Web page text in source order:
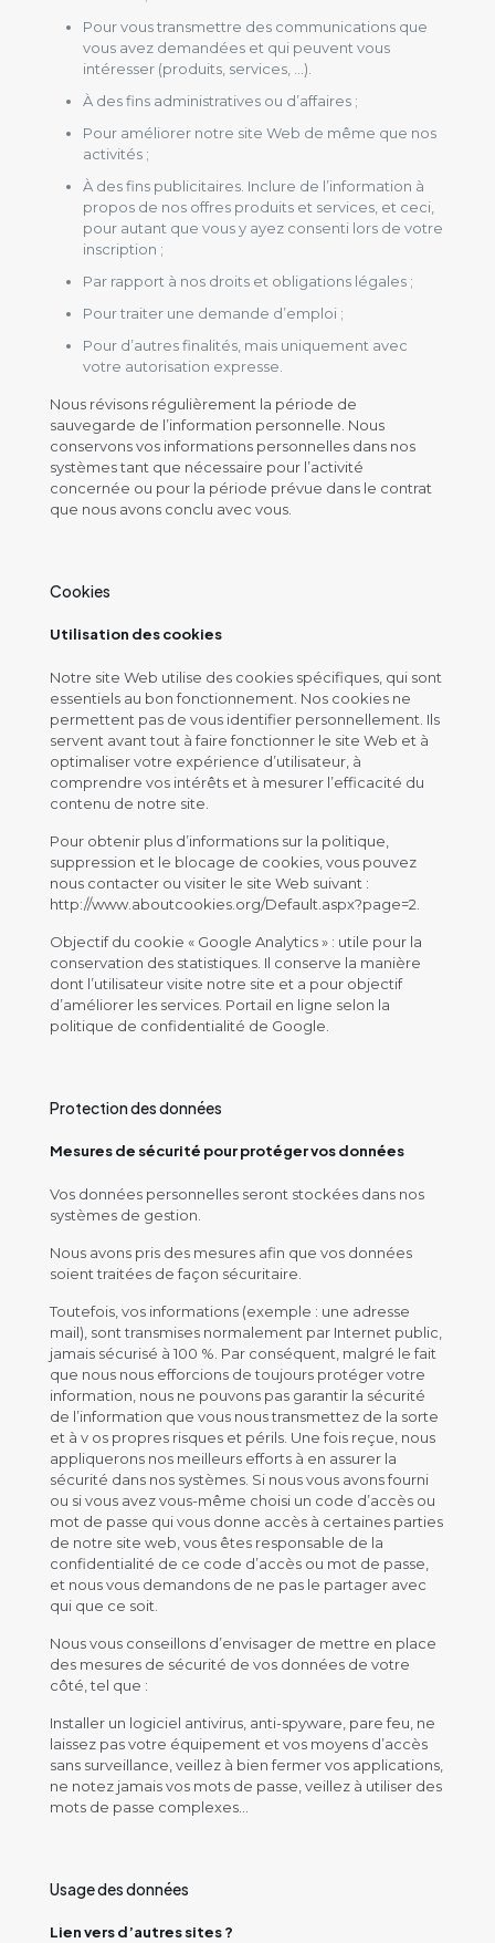
Pour vous transmettre des communications que
vous avez demandées et qui peuvent vous
intéresser (produits, services, …).
À des fins administratives ou d’affaires ;
Pour améliorer notre site Web de même que nos
activités ;
À des fins publicitaires. Inclure de l’information à
propos de nos offres produits et services, et ceci,
pour autant que vous y ayez consenti lors de votre
inscription ;
Par rapport à nos droits et obligations légales ;
Pour traiter une demande d’emploi ;
Pour d’autres finalités, mais uniquement avec
votre autorisation expresse.
Nous révisons régulièrement la période de
sauvegarde de l’information personnelle. Nous
conservons vos informations personnelles dans nos
systèmes tant que nécessaire pour l’activité
concernée ou pour la période prévue dans le contrat
que nous avons conclu avec vous.
Cookies
Utilisation des cookies
Notre site Web utilise des cookies spécifiques, qui sont
essentiels au bon fonctionnement. Nos cookies ne
permettent pas de vous identifier personnellement. Ils
servent avant tout à faire fonctionner le site Web et à
optimaliser votre expérience d’utilisateur, à
comprendre vos intérêts et à mesurer l’efficacité du
contenu de notre site.
Pour obtenir plus d’informations sur la politique,
suppression et le blocage de cookies, vous pouvez
nous contacter ou visiter le site Web suivant :
http://www.aboutcookies.org/Default.aspx?page=2.
Objectif du cookie « Google Analytics » : utile pour la
conservation des statistiques. Il conserve la manière
dont l’utilisateur visite notre site et a pour objectif
d’améliorer les services. Portail en ligne selon la
politique de confidentialité de Google.
Protection des données
Mesures de sécurité pour protéger vos données
Vos données personnelles seront stockées dans nos
systèmes de gestion.
Nous avons pris des mesures afin que vos données
soient traitées de façon sécuritaire.
Toutefois, vos informations (exemple : une adresse
mail), sont transmises normalement par Internet public,
jamais sécurisé à 100 %. Par conséquent, malgré le fait
que nous nous efforcions de toujours protéger votre
information, nous ne pouvons pas garantir la sécurité
de l’information que vous nous transmettez de la sorte
et à v os propres risques et périls. Une fois reçue, nous
appliquerons nos meilleurs efforts à en assurer la
sécurité dans nos systèmes. Si nous vous avons fourni
ou si vous avez vous-même choisi un code d’accès ou
mot de passe qui vous donne accès à certaines parties
de notre site web, vous êtes responsable de la
confidentialité de ce code d’accès ou mot de passe,
et nous vous demandons de ne pas le partager avec
qui que ce soit.
Nous vous conseillons d’envisager de mettre en place
des mesures de sécurité de vos données de votre
côté, tel que :
Installer un logiciel antivirus, anti-spyware, pare feu, ne
laissez pas votre équipement et vos moyens d’accès
sans surveillance, veillez à bien fermer vos applications,
ne notez jamais vos mots de passe, veillez à utiliser des
mots de passe complexes…
Usage des données
Lien vers d’autres sites ?